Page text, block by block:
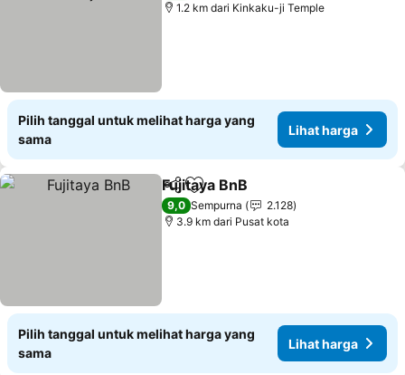
1.2 km dari Kinkaku-ji Temple
Pilih tanggal untuk melihat harga yang
sama
Lihat harga
BagikanTambahkan ke favorit
Fujitaya BnB
9,0 Sempurna
2.128
3.9 km dari Pusat kota
Pilih tanggal untuk melihat harga yang
sama
Lihat harga